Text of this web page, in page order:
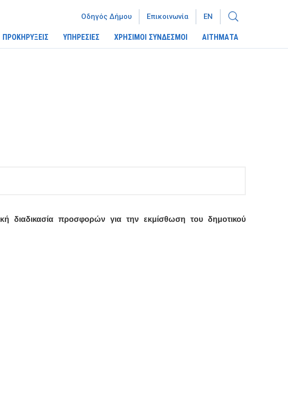
ΠΡΟΚΗΡΥΞΕΙΣ ΥΠΗΡΕΣΙΕΣ ΧΡΗΣΙΜΟΙ ΣΥΝΔΕΣΜΟΙ ΑΙΤΗΜΑΤΑ
Οδηγός Δήμου Επικοινωνία EN
διαδικασία προσφορών για την εκμίσθωση του δημοτικού